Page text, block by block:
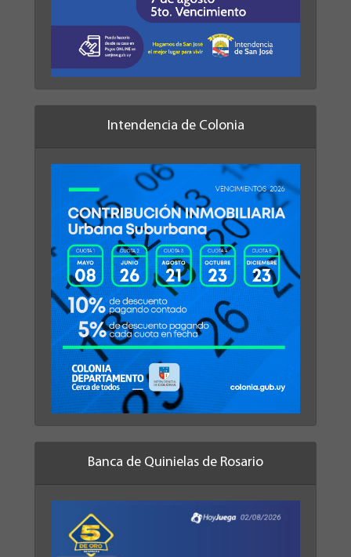
Intendencia de Colonia
Banca de Quinielas de Rosario